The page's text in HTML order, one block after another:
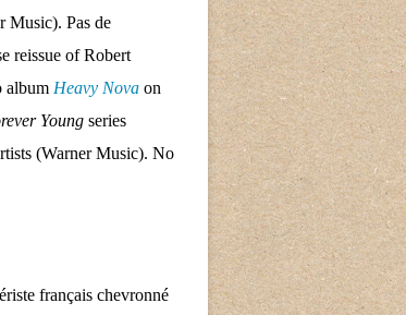
Music). Pas de
reissue of Robert
album Heavy Nova on
Young series
(Warner Music). No
français chevronné